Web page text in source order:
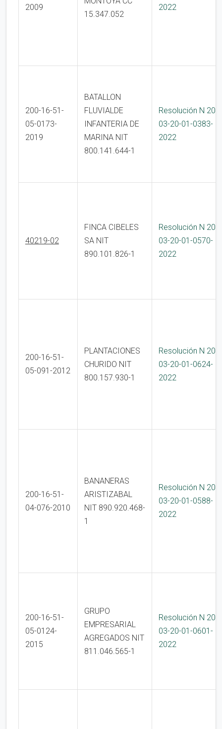
2009
15.347.052
2022
200-16-51-
05-0173-
2019
BATALLON
FLUVIALDE
INFANTERIA DE
MARINA NIT
800.141.644-1
Resolución N 200-
03-20-01-0383-
2022
40219-02
FINCA CIBELES
SA NIT
890.101.826-1
Resolución N 200-
03-20-01-0570-
2022
200-16-51-
05-091-2012
PLANTACIONES
CHURIDO NIT
800.157.930-1
Resolución N 200-
03-20-01-0624-
2022
200-16-51-
04-076-2010
BANANERAS
ARISTIZABAL
NIT 890.920.468-
1
Resolución N 200-
03-20-01-0588-
2022
200-16-51-
05-0124-
2015
GRUPO
EMPRESARIAL
AGREGADOS NIT
811.046.565-1
Resolución N 200-
03-20-01-0601-
2022